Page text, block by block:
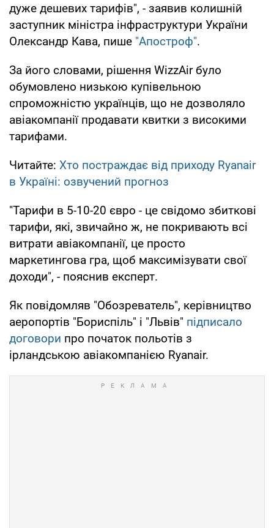
дуже дешевих тарифів", - заявив колишній
заступник міністра інфраструктури України
Олександр Кава, пише "Апостроф".
За його словами, рішення WizzAir було
обумовлено низькою купівельною
спроможністю українців, що не дозволяло
авіакомпанії продавати квитки з високими
тарифами.
Читайте: Хто постраждає від приходу Ryanair
в Україні: озвучений прогноз
"Тарифи в 5-10-20 євро - це свідомо збиткові
тарифи, які, звичайно ж, не покривають всі
витрати авіакомпанії, це просто
маркетингова гра, щоб максимізувати свої
доходи", - пояснив експерт.
Як повідомляв "Обозреватель", керівництво
аеропортів "Бориспіль" і "Львів" підписало
договори про початок польотів з
ірландською авіакомпанією Ryanair.